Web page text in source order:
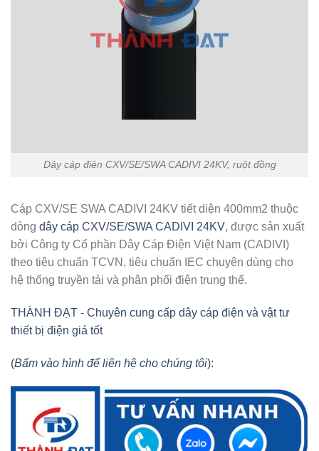
Dây cáp điện CXV/SE/SWA CADIVI 24KV, ruột đồng
Cáp CXV/SE SWA CADIVI 24KV tiết diện 400mm2 thuộc
dòng dây cáp CXV/SE/SWA CADIVI 24KV, được sản xuất
bởi Công ty Cổ phần Dây Cáp Điện Việt Nam (CADIVI)
theo tiêu chuẩn TCVN, tiêu chuẩn IEC chuyên dùng cho
hệ thống truyền tải và phân phối điện trung thế.
THÀNH ĐẠT - Chuyên cung cấp dây cáp điện và vật tư
thiết bị điện giá tốt
(Bấm vào hình để liên hệ cho chúng tôi):